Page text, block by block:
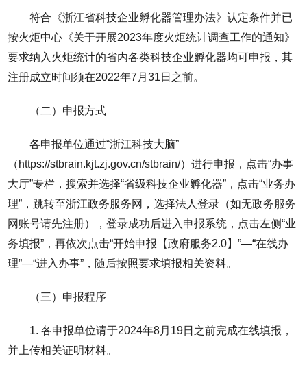
符合《浙江省科技企业孵化器管理办法》认定条件并已
按火炬中心《关于开展2023年度火炬统计调查工作的通知》
要求纳入火炬统计的省内各类科技企业孵化器均可申报，其
注册成立时间须在2022年7月31日之前。
（二）申报方式
各申报单位通过“浙江科技大脑”
（https://stbrain.kjt.zj.gov.cn/stbrain/）进行申报，点击“办事
大厅”专栏，搜索并选择“省级科技企业孵化器”，点击“业务办
理”，跳转至浙江政务服务网，选择法人登录（如无政务服务
网账号请先注册），登录成功后进入申报系统，点击左侧“业
务填报”，再依次点击“开始申报【政府服务2.0】”—“在线办
理”—“进入办事”，随后按照要求填报相关资料。
（三）申报程序
1. 各申报单位请于2024年8月19日之前完成在线填报，
并上传相关证明材料。